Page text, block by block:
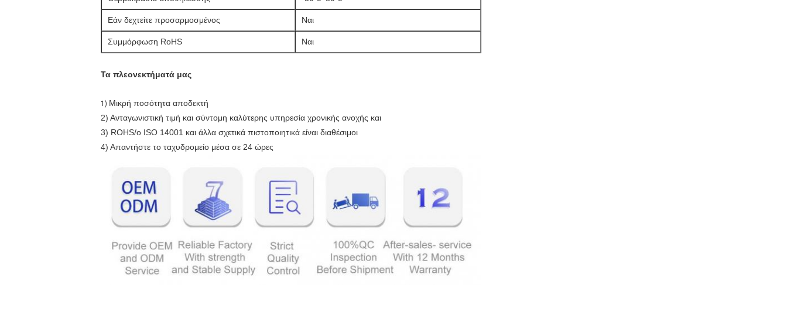
Εάν δεχτείτε προσαρμοσμένος Ναι
Συμμόρφωση RoHS Ναι
Τα πλεονεκτήματά μας
1) Μικρή ποσότητα αποδεκτή
2) Ανταγωνιστική τιμή και σύντομη καλύτερης υπηρεσία χρονικής ανοχής και
3) ROHS/ο ISO 14001 και άλλα σχετικά πιστοποιητικά είναι διαθέσιμοι
4) Απαντήστε το ταχυδρομείο μέσα σε 24 ώρες